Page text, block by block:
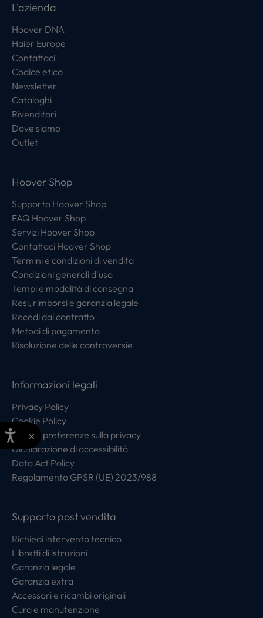
L'azienda
Hoover DNA
Haier Europe
Contattaci
Codice etico
Newsletter
Cataloghi
Rivenditori
Dove siamo
Outlet
Hoover Shop
Supporto Hoover Shop
FAQ Hoover Shop
Servizi Hoover Shop
Contattaci Hoover Shop
Termini e condizioni di vendita
Condizioni generali d'uso
Tempi e modalità di consegna
Resi, rimborsi e garanzia legale
Recedi dal contratto
Metodi di pagamento
Risoluzione delle controversie
Informazioni legali
Privacy Policy
Cookie Policy
Centro preferenze sulla privacy
Dichiarazione di accessibilità
Data Act Policy
Regolamento GPSR (UE) 2023/988
Supporto post vendita
Richiedi intervento tecnico
Libretti di istruzioni
Garanzia legale
Garanzia extra
Accessori e ricambi originali
Cura e manutenzione
×